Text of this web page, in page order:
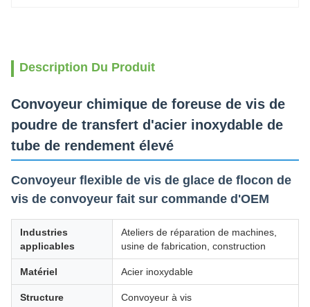
Description Du Produit
Convoyeur chimique de foreuse de vis de
poudre de transfert d'acier inoxydable de
tube de rendement élevé
Convoyeur flexible de vis de glace de flocon de
vis de convoyeur fait sur commande d'OEM
Industries
applicables
Ateliers de réparation de machines,
usine de fabrication, construction
Matériel Acier inoxydable
Structure Convoyeur à vis